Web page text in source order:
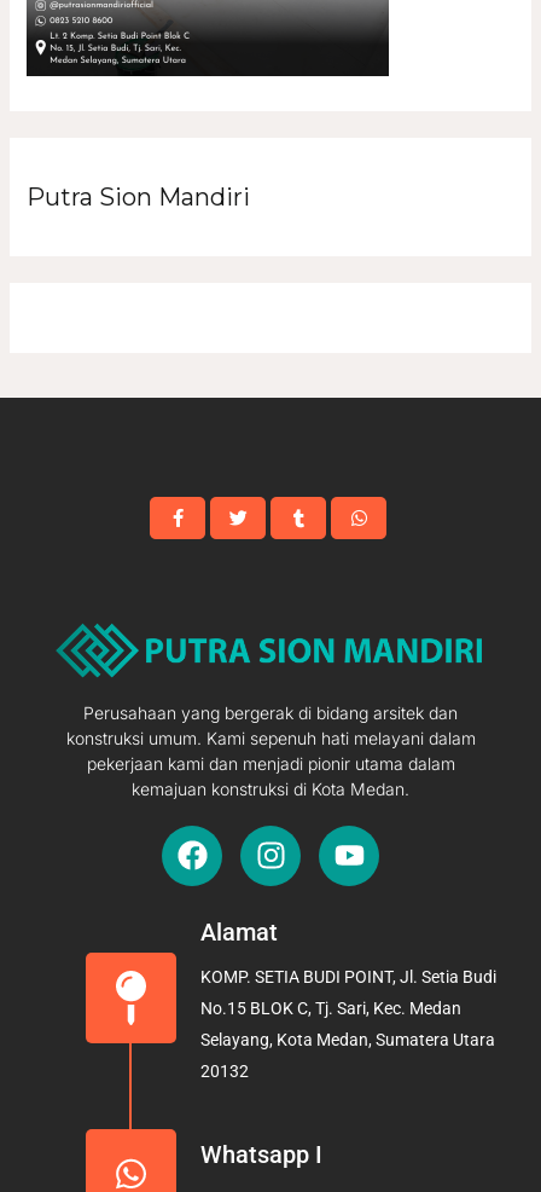
Putra Sion Mandiri
Perusahaan yang bergerak di bidang arsitek dan
konstruksi umum. Kami sepenuh hati melayani dalam
pekerjaan kami dan menjadi pionir utama dalam
kemajuan konstruksi di Kota Medan.
F
a
e
o
o
k
I
n
t
g
r
a
Y
o
b
e
Alamat
KOMP. SETIA BUDI POINT, Jl. Setia Budi
No.15 BLOK C, Tj. Sari, Kec. Medan
Selayang, Kota Medan, Sumatera Utara
20132
Whatsapp I